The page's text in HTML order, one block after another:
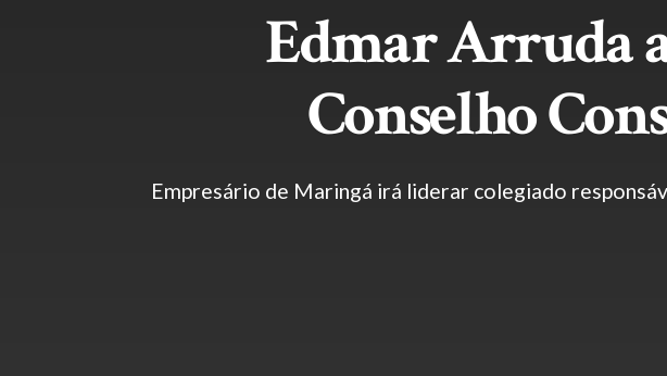
Edmar Arruda
Conselho
Empresário de Maringá irá liderar colegiado